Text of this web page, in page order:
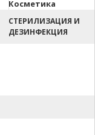
Косметика
СТЕРИЛИЗАЦИЯ И
ДЕЗИНФЕКЦИЯ